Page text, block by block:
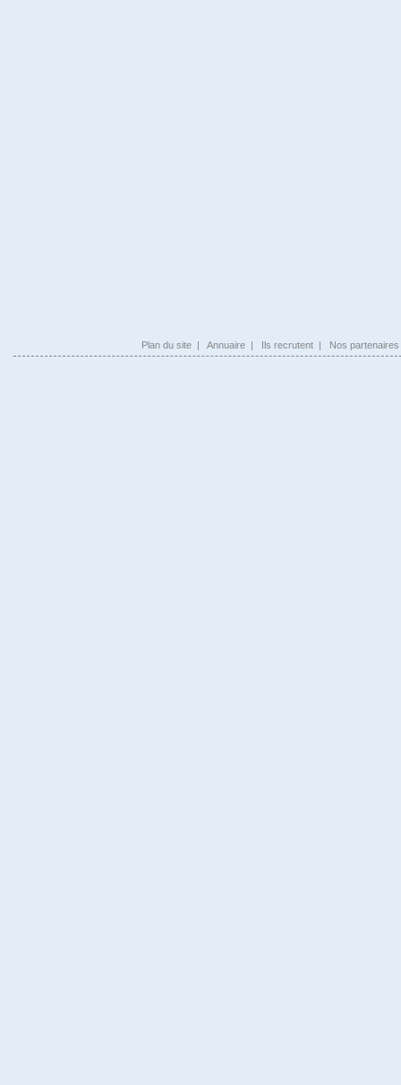
Plan du site| Annuaire| Ils recrutent| Nos partenaires